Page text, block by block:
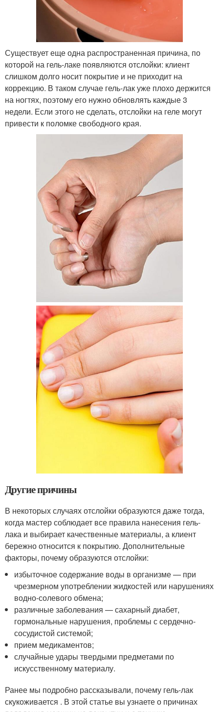
Существует еще одна распространенная причина, по
которой на гель-лаке появляются отслойки: клиент
слишком долго носит покрытие и не приходит на
коррекцию. В таком случае гель-лак уже плохо держится
на ногтях, поэтому его нужно обновлять каждые 3
недели. Если этого не сделать, отслойки на геле могут
привести к поломке свободного края.
Другие причины
В некоторых случаях отслойки образуются даже тогда,
когда мастер соблюдает все правила нанесения гель-
лака и выбирает качественные материалы, а клиент
бережно относится к покрытию. Дополнительные
факторы, почему образуются отслойки:
избыточное содержание воды в организме — при
чрезмерном употреблении жидкостей или нарушениях
водно-солевого обмена;
различные заболевания — сахарный диабет,
гормональные нарушения, проблемы с сердечно-
сосудистой системой;
прием медикаментов;
случайные удары твердыми предметами по
искусственному материалу.
Ранее мы подробно рассказывали, почему гель-лак
скукоживается . В этой статье вы узнаете о причинах